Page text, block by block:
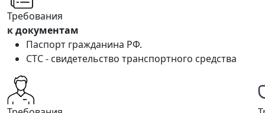
Требования
к документам
Паспорт гражданина РФ.
СТС - свидетельство транспортного средства